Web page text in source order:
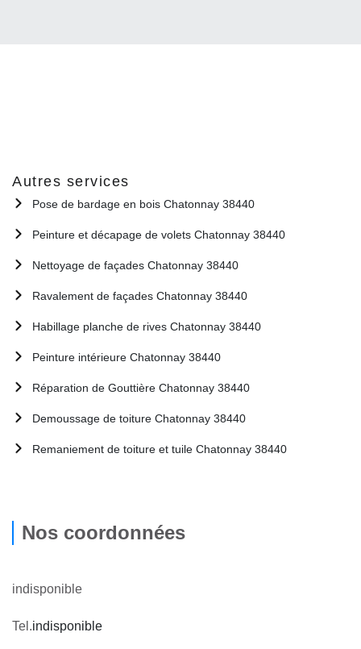
Autres services
Pose de bardage en bois Chatonnay 38440
Peinture et décapage de volets Chatonnay 38440
Nettoyage de façades Chatonnay 38440
Ravalement de façades Chatonnay 38440
Habillage planche de rives Chatonnay 38440
Peinture intérieure Chatonnay 38440
Réparation de Gouttière Chatonnay 38440
Demoussage de toiture Chatonnay 38440
Remaniement de toiture et tuile Chatonnay 38440
Nos coordonnées
indisponible
Tel.indisponible